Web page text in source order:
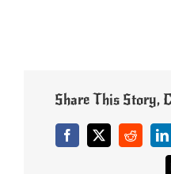
Share This Story,
Facebook
X Reddit